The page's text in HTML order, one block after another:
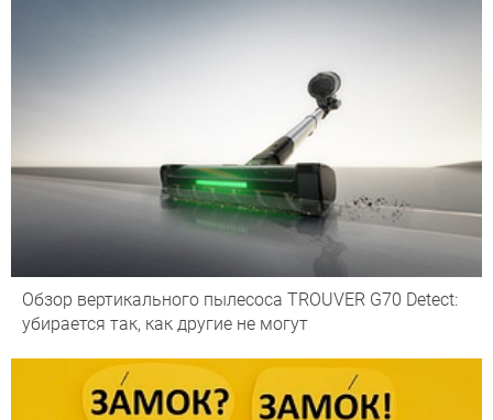
Обзор вертикального пылесоса TROUVER G70 Detect:
убирается так, как другие не могут